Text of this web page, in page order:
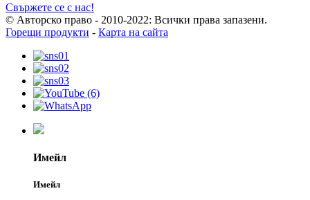
Свържете се с нас!
© Авторско право - 2010-2022: Всички права запазени.
Горещи продукти - Карта на сайта
Имейл
Имейл